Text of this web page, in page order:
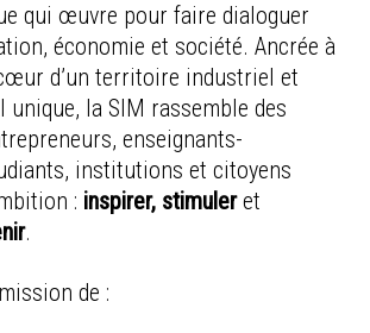
qui œuvre pour faire dialoguer
économie et société. Ancrée à
d’un territoire industriel et
unique, la SIM rassemble des
enseignants-
institutions et citoyens
: inspirer, stimuleret
.
de :